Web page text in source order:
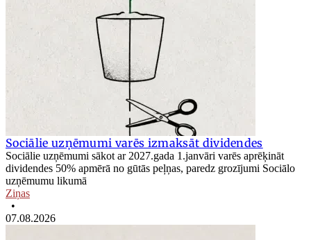
Sociālie uzņēmumi varēs izmaksāt dividendes
Sociālie uzņēmumi sākot ar 2027.gada 1.janvāri varēs aprēķināt
dividendes 50% apmērā no gūtās peļņas, paredz grozījumi Sociālo
uzņēmumu likumā
Ziņas
•
07.08.2026